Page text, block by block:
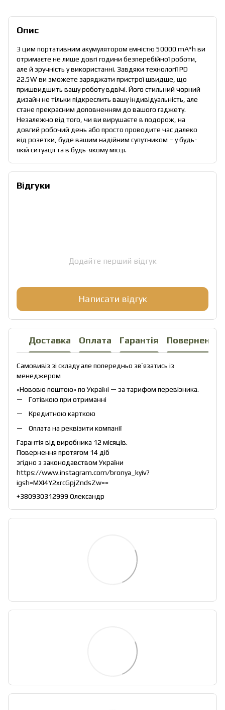
Опис
З цим портативним акумулятором ємністю 50000 mA*h ви
отримаєте не лише довгі години безперебійної роботи,
але й зручність у використанні. Завдяки технології PD
22.5W ви зможете заряджати пристрої швидше, що
пришвидшить вашу роботу вдвічі. Його стильний чорний
дизайн не тільки підкреслить вашу індивідуальність, але
стане прекрасним доповненням до вашого гаджету.
Незалежно від того, чи ви вирушаєте в подорож, на
довгий робочий день або просто проводите час далеко
від розетки, буде вашим надійним супутником – у будь-
якій ситуації та в будь-якому місці.
Відгуки
Додайте перший відгук
Написати відгук
Доставка Оплата Гарантія Повернення
Самовивіз зі складу але попередньо звʼязатись із
менеджером
«Нововю поштою» по Україні — за тарифом перевізника.
Готівкою при отриманні
Кредитною карткою
Оплата на реквізити компанії
Гарантія від виробника 12 місяців.
Повернення протягом 14 діб
згідно з законодавством України
https://www.instagram.com/bronya_kyiv?
igsh=MXI4Y2xrcGpjZndsZw==
+380930312999 Олександр